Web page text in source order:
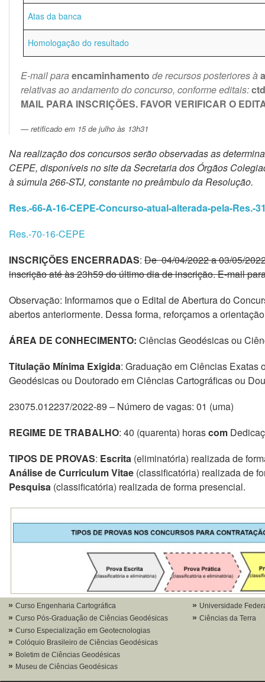
Atas da banca
Homologação do resultado
E-mail paraencaminhamento de recursos posteriores à
relativas ao andamento do concurso, conforme editais:
MAIL PARA INSCRIÇÕES. FAVOR VERIFICAR O
retificado em 15 de julho às 13h31
Na realização dos concursos serão observadas as
CEPE, disponíveis no site da Secretaria dos Órgãos
à súmula 266-STJ, constante no preâmbulo da Resolução.
Res.-66-A-16-CEPE-Concurso-atual-alterada-pela-Res.-
Res.-70-16-CEPE
INSCRIÇÕES ENCERRADAS: De04/04/2022 a 03/05/
inscrição até às 23h59 do último dia de inscrição. E-mail
Observação: Informamos que o Edital de Abertura do
abertos anteriormente. Dessa forma, reforçamos a
ÁREA DE CONHECIMENTO: Ciências Geodésicas ou
Titulação Mínima Exigida: Graduação em Ciências Exatas
Geodésicas ou Doutorado em Ciências Cartográficas ou
23075.012237/2022-89 – Número de vagas: 01 (uma)
REGIME DE TRABALHO: 40 (quarenta) horascom
TIPOS DE PROVAS: Escrita (eliminatória) realizada de
Análise de Curriculum Vitae (classificatória) realizada de
Pesquisa (classificatória) realizada de forma presencial.
Curso Engenharia Cartográfica
Curso Pós-Graduação de Ciências Geodésicas
Curso Especialização em Geotecnologias
Colóquio Brasileiro de Ciências Geodésicas
Boletim de Ciências Geodésicas
Museu de Ciências Geodésicas
Universidade
Ciências da Terra